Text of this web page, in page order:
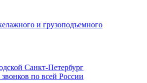
Санкт-Петербург
по всей России